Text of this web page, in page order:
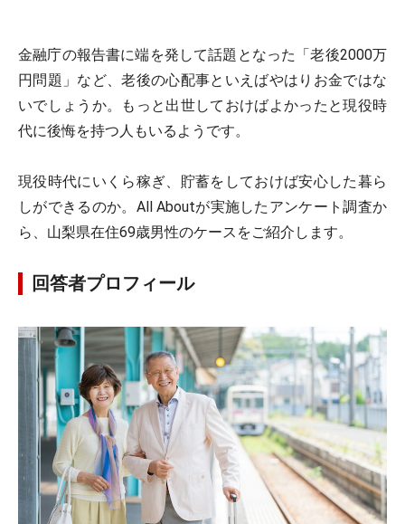
金融庁の報告書に端を発して話題となった「老後2000万
円問題」など、老後の心配事といえばやはりお金ではな
いでしょうか。もっと出世しておけばよかったと現役時
代に後悔を持つ人もいるようです。
現役時代にいくら稼ぎ、貯蓄をしておけば安心した暮ら
しができるのか。All Aboutが実施したアンケート調査か
ら、山梨県在住69歳男性のケースをご紹介します。
回答者プロフィール